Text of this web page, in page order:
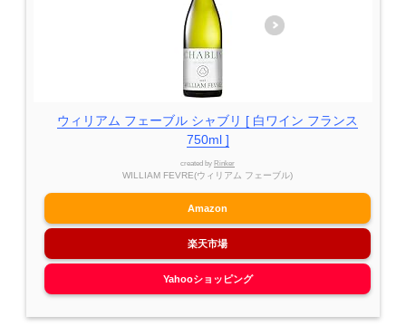
ウィリアム フェーブル シャブリ [ 白ワイン フランス
750ml ]
created by Rinker
WILLIAM FEVRE(ウィリアム フェーブル)
Amazon
楽天市場
Yahooショッピング